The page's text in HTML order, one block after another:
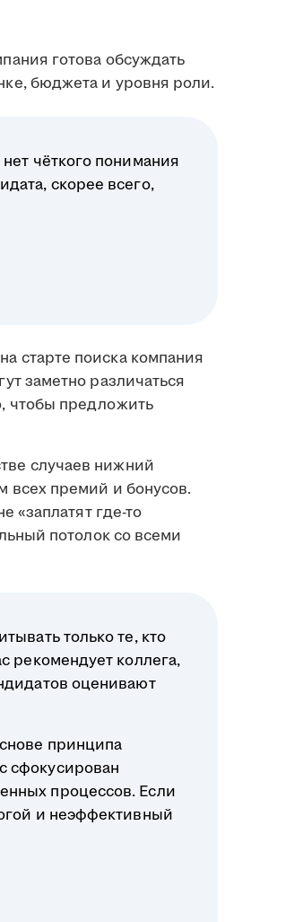
готова обсуждать
бюджета и уровня роли.
чёткого понимания
скорее всего,
старте поиска компания
заметно различаться
чтобы предложить
случаев нижний
всех премий и бонусов.
«заплатят где-то
потолок со всеми
только те, кто
рекомендует коллега,
оценивают
принципа
сфокусирован
процессов. Если
и неэффективный